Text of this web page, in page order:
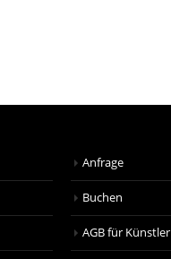
Anfrage
Buchen
AGB für Künstler